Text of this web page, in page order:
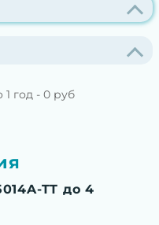
1 год - 0 руб
TT до 4